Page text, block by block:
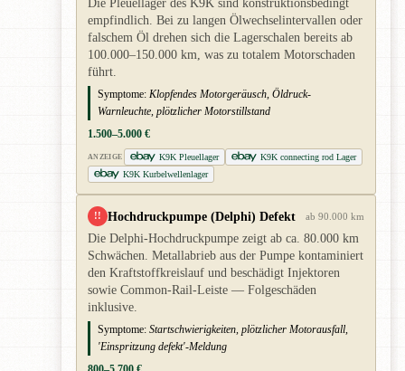
Die Pleuellager des K9K sind konstruktionsbedingt
empfindlich. Bei zu langen Ölwechselintervallen oder
falschem Öl drehen sich die Lagerschalen bereits ab
100.000–150.000 km, was zu totalem Motorschaden
führt.
Symptome: Klopfendes Motorgeräusch, Öldruck-
Warnleuchte, plötzlicher Motorstillstand
1.500–5.000 €
ANZEIGE K9K Pleuellager
K9K connecting rod Lager
K9K Kurbelwellenlager
!! Hochdruckpumpe (Delphi) Defekt ab 90.000 km
Die Delphi-Hochdruckpumpe zeigt ab ca. 80.000 km
Schwächen. Metallabrieb aus der Pumpe kontaminiert
den Kraftstoffkreislauf und beschädigt Injektoren
sowie Common-Rail-Leiste — Folgeschäden
inklusive.
Symptome: Startschwierigkeiten, plötzlicher Motorausfall,
'Einspritzung defekt'-Meldung